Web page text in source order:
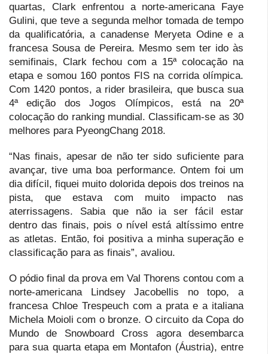
quartas, Clark enfrentou a norte-americana Faye
Gulini, que teve a segunda melhor tomada de tempo
da qualificatória, a canadense Meryeta Odine e a
francesa Sousa de Pereira. Mesmo sem ter ido às
semifinais, Clark fechou com a 15ª colocação na
etapa e somou 160 pontos FIS na corrida olímpica.
Com 1420 pontos, a rider brasileira, que busca sua
4ª edição dos Jogos Olímpicos, está na 20ª
colocação do ranking mundial. Classificam-se as 30
melhores para PyeongChang 2018.
“Nas finais, apesar de não ter sido suficiente para
avançar, tive uma boa performance. Ontem foi um
dia difícil, fiquei muito dolorida depois dos treinos na
pista, que estava com muito impacto nas
aterrissagens. Sabia que não ia ser fácil estar
dentro das finais, pois o nível está altíssimo entre
as atletas. Então, foi positiva a minha superação e
classificação para as finais”, avaliou.
O pódio final da prova em Val Thorens contou com a
norte-americana Lindsey Jacobellis no topo, a
francesa Chloe Trespeuch com a prata e a italiana
Michela Moioli com o bronze. O circuito da Copa do
Mundo de Snowboard Cross agora desembarca
para sua quarta etapa em Montafon (Áustria), entre